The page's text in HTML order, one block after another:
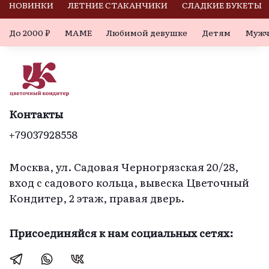
кексами все
хорошо.
увидела в розетках
мини- пирожные.
Но еще более
удивил вкус-
необычно  и
изысканно и со
изюминкой».
создателей этого
НОВИНКИ ЛЕТНИЕ СТАКАНЧИКИ СЛАДКИЕ БУКЕТЫ
До 2000 ₽ МАМЕ Любимой девушке Детям
Контакты
+79037928558
Москва, ул. Садовая Черногрязская 20/28,
вход с садового кольца, вывеска Цветочный
Кондитер, 2 этаж, правая дверь.
Присоединяйся к нам социальных сетях: